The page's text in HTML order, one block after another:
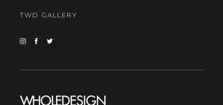
TWD GALLERY